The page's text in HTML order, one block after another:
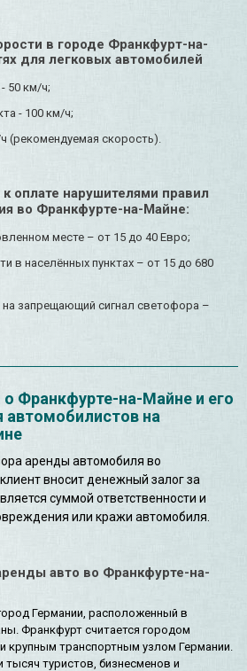
в городе Франкфурт-на-
для легковых автомобилей
50 км/ч;
- 100 км/ч;
(рекомендуемая скорость).
оплате нарушителями правил
во Франкфурте-на-Майне:
месте – от 15 до 40 Евро;
в населённых пунктах – от 15 до 680
запрещающий сигнал светофора –
Франкфурте-на-Майне и его
автомобилистов на
аренды автомобиля во
вносит денежный залог за
суммой ответственности и
или кражи автомобиля.
авто во Франкфурте-на-
Германии, расположенный в
Франкфурт считается городом
крупным транспортным узлом Германии.
тысяч туристов, бизнесменов и